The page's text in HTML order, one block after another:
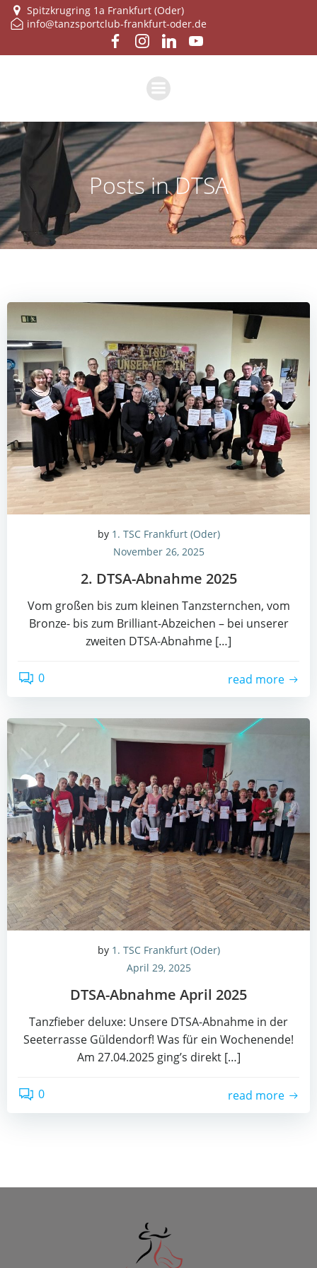
Zum
Inhalt
springen
Spitzkrugring 1a Frankfurt (Oder)
info@tanzsportclub-frankfurt-oder.de
Posts in DTSA
by 1. TSC Frankfurt (Oder)
November 26, 2025
2. DTSA-Abnah­me 2025
Vom gro­ßen bis zum klei­nen Tanz­stern­chen, vom
Bron­ze- bis zum Bril­li­ant-Abzei­chen – bei unse­rer
zwei­ten DTSA-Abnah­me […]
0 read more
by 1. TSC Frankfurt (Oder)
April 29, 2025
DTSA-Abnah­me April 2025
Tanz­fie­ber delu­xe: Unse­re DTSA-Abnah­me in der
See­ter­ras­se Güldendorf! Was für ein Wochen­en­de!
Am 27.04.2025 ging’s direkt […]
0 read more